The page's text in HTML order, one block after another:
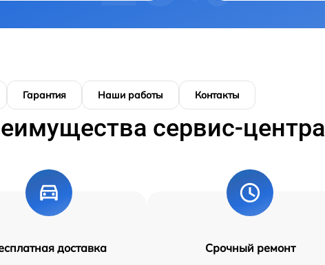
Гарантия Наши работы Контакты
сервис-центра
доставка Срочный ремонт